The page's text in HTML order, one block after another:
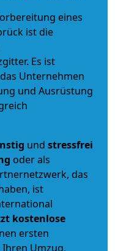
eines
ist die
Es ist
Unternehmen
und Ausrüstung
und stressfrei
oder als
das
ist
kostenlose
ersten
Umzug.